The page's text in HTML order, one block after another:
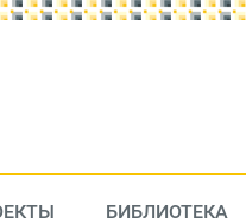
БИБЛИОТЕКА